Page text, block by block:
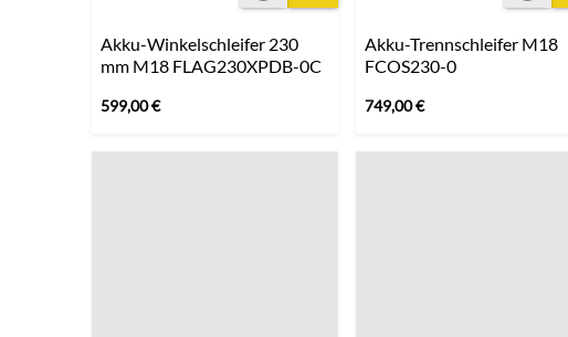
Akku-Winkelschleifer 230
mm M18 FLAG230XPDB-0C
599,00€
Akku-Trennschleifer M18
FCOS230-0
749,00€